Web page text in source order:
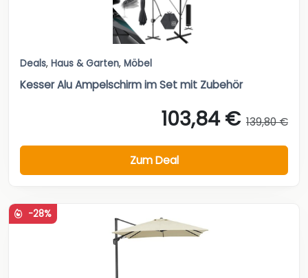
Deals, Haus & Garten, Möbel
Kesser Alu Ampelschirm im Set mit Zubehör
103,84 € 139,80 €
Zum Deal
-28%